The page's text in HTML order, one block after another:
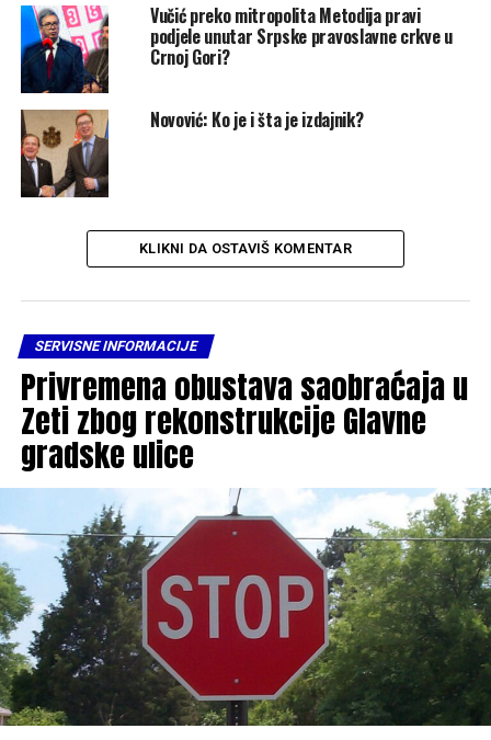
Vučić preko mitropolita Metodija pravi
podjele unutar Srpske pravoslavne crkve u
Crnoj Gori?
Novović: Ko je i šta je izdajnik?
KLIKNI DA OSTAVIŠ KOMENTAR
SERVISNE INFORMACIJE
Privremena obustava saobraćaja u
Zeti zbog rekonstrukcije Glavne
gradske ulice